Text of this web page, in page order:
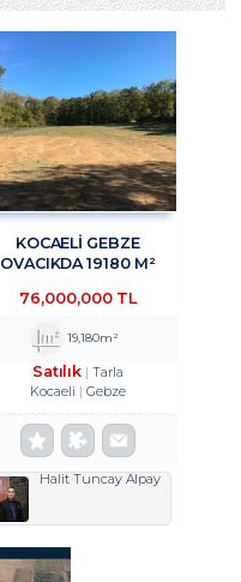
KOCAELİ GEBZE
OVACIKDA 19180 M²
TROYKADAN
76,000,000 TL
19,180m²
Satılık
Tarla
Kocaeli
Gebze
Halit Tuncay Alpay